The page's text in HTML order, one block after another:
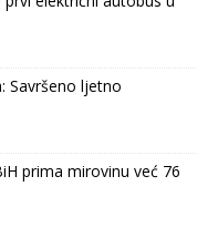
Savršeno ljetno
prima mirovinu već 76